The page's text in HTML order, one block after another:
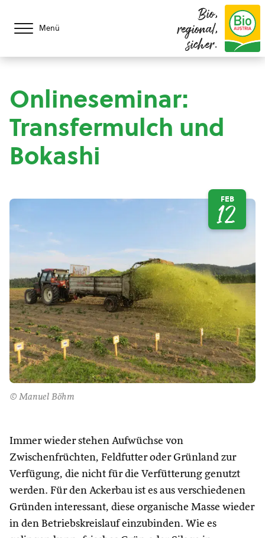
Menü
Bio,
regional,
sicher.
Onlineseminar:
Transfermulch und
Bokashi
© Manuel Böhm
FEB
12
Immer wieder stehen Aufwüchse von
Zwischenfrüchten, Feldfutter oder Grünland zur
Verfügung, die nicht für die Verfütterung genutzt
werden. Für den Ackerbau ist es aus verschiedenen
Gründen interessant, diese organische Masse wieder
in den Betriebskreislauf einzubinden. Wie es